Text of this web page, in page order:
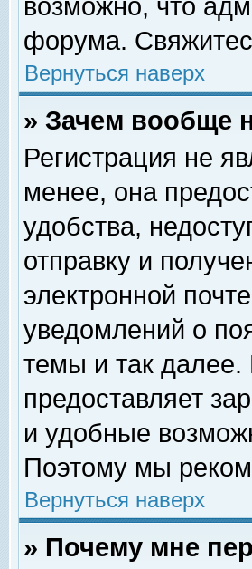
возможно, что
форума.
Вернуться наверх
» Зачем вообще
Регистрация не
менее, она
удобства,
отправку и
электронной
уведомлений о
темы и так далее.
предоставляет
и удобные
Поэтому мы
Вернуться наверх
» Почему мне